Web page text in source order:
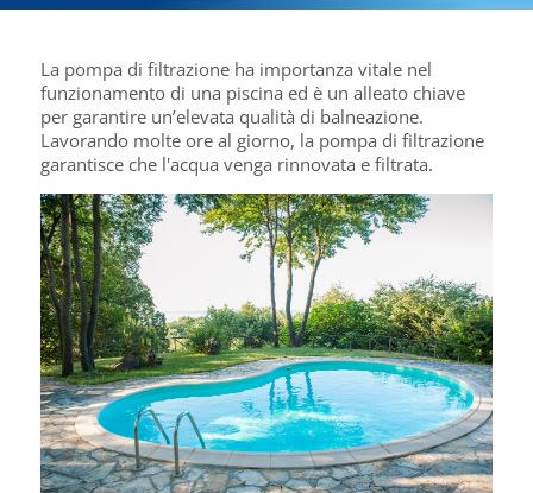
La pompa di filtrazione ha importanza vitale nel
funzionamento di una piscina ed è un alleato chiave
per garantire un’elevata qualità di balneazione.
Lavorando molte ore al giorno, la pompa di filtrazione
garantisce che l'acqua venga rinnovata e filtrata.